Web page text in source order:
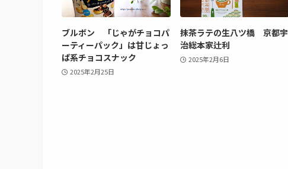
ブルボン 「じゃがチョコパ
ーティーパック」は甘じょっ
ぱ系チョコスナック
2025年2月25日
抹茶ラテの生八ツ橋 京都宇
治総本家辻利
2025年2月6日